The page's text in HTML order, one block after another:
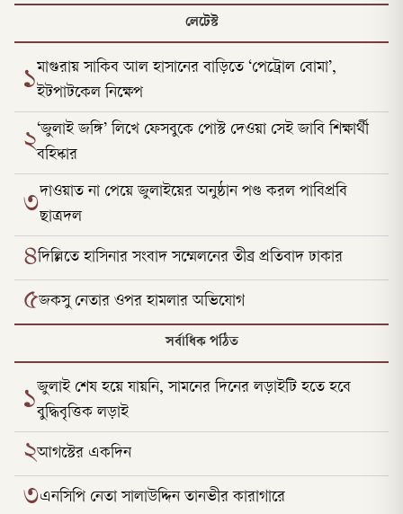
লেটেস্ট
১মাগুরায় সাকিব আল হাসানের বাড়িতে ‘পেট্রোল বোমা’,
ইটপাটকেল নিক্ষেপ
২‘জুলাই জঙ্গি’ লিখে ফেসবুকে পোস্ট দেওয়া সেই জাবি শিক্ষার্থী
বহিষ্কার
৩দাওয়াত না পেয়ে জুলাইয়ের অনুষ্ঠান পণ্ড করল পাবিপ্রবি
ছাত্রদল
৪দিল্লিতে হাসিনার সংবাদ সম্মেলনের তীব্র প্রতিবাদ ঢাকার
৫জকসু নেতার ওপর হামলার অভিযোগ
সর্বাধিক পঠিত
১জুলাই শেষ হয়ে যায়নি, সামনের দিনের লড়াইটি হতে হবে
বুদ্ধিবৃত্তিক লড়াই
২আগস্টের একদিন
৩এনসিপি নেতা সালাউদ্দিন তানভীর কারাগারে